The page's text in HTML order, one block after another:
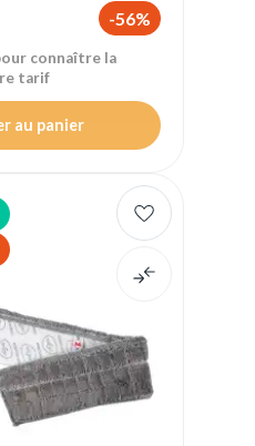
-56%
connaître la
tarif
au panier